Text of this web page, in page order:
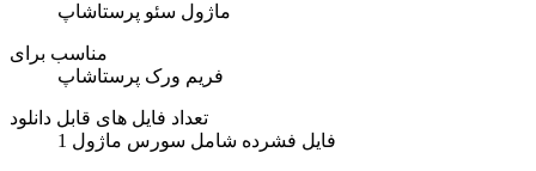
ماژول سئو پرستاشاپ
مناسب برای
فریم ورک پرستاشاپ
تعداد فایل های قابل دانلود
1 فایل فشرده شامل سورس ماژول